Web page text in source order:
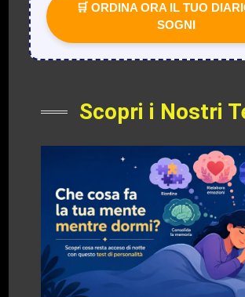
🛒 ORDINA ORA IL TUO
SOGNI
Scopri i Nostri